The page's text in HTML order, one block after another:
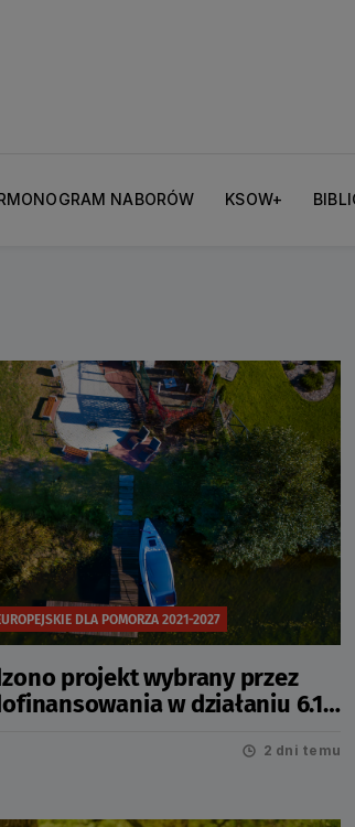
NABORÓW KSOW+
DLA POMORZA 2021-2027
projekt wybrany przez
w działaniu 6.12
2 dni temu